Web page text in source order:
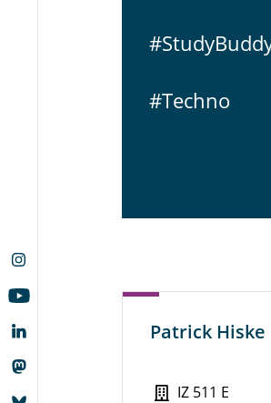
#Techno
Patrick Hiske
IZ 511 E